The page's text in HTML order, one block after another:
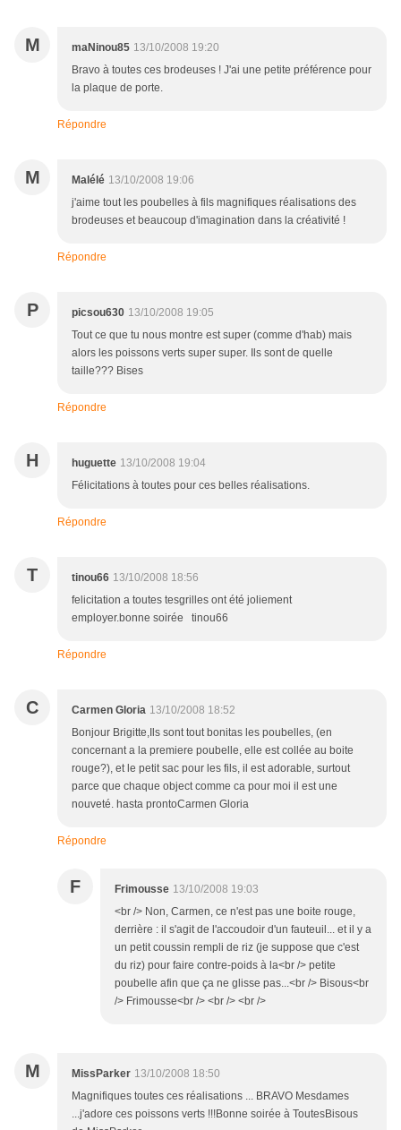
M maNinou85 13/10/2008 19:20
Bravo à toutes ces brodeuses ! J'ai une petite préférence pour
la plaque de porte.
Répondre
M Malélé 13/10/2008 19:06
j'aime tout les poubelles à fils magnifiques réalisations des
brodeuses et beaucoup d'imagination dans la créativité !
Répondre
P picsou630 13/10/2008 19:05
Tout ce que tu nous montre est super (comme d'hab) mais
alors les poissons verts super super. Ils sont de quelle
taille??? Bises
Répondre
H huguette 13/10/2008 19:04
Félicitations à toutes pour ces belles réalisations.
Répondre
T tinou66 13/10/2008 18:56
felicitation a toutes tesgrilles ont été joliement
employer.bonne soirée tinou66
Répondre
C Carmen Gloria 13/10/2008 18:52
Bonjour Brigitte,Ils sont tout bonitas les poubelles, (en
concernant a la premiere poubelle, elle est collée au boite
rouge?), et le petit sac pour les fils, il est adorable, surtout
parce que chaque object comme ca pour moi il est une
nouveté. hasta prontoCarmen Gloria
Répondre
F Frimousse 13/10/2008 19:03
<br /> Non, Carmen, ce n'est pas une boite rouge,
derrière : il s'agit de l'accoudoir d'un fauteuil... et il y a
un petit coussin rempli de riz (je suppose que c'est
du riz) pour faire contre-poids à la<br /> petite
poubelle afin que ça ne glisse pas...<br /> Bisous<br
/> Frimousse<br /> <br /> <br />
M MissParker 13/10/2008 18:50
Magnifiques toutes ces réalisations ... BRAVO Mesdames
...j'adore ces poissons verts !!!Bonne soirée à ToutesBisous